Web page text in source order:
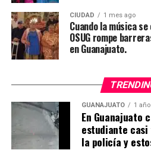
CIUDAD 1 mes ago
Cuando la música
OSUG rompe
en Guanajuato.
GUANAJUATO 1
En Guanajuato
estudiante
la policía y